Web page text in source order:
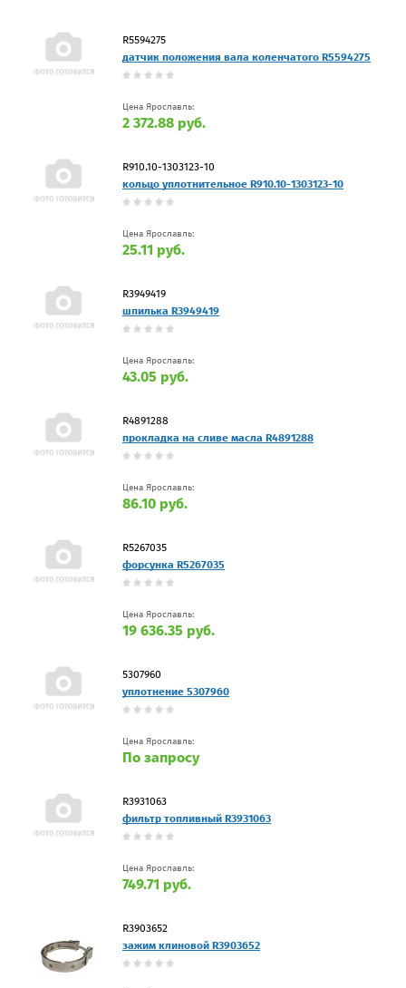
R5594275
датчик положения вала коленчатого R5594275
Цена Ярославль:
2 372.88 руб.
R910.10-1303123-10
кольцо уплотнительное R910.10-1303123-10
Цена Ярославль:
25.11 руб.
R3949419
шпилька R3949419
Цена Ярославль:
43.05 руб.
R4891288
прокладка на сливе масла R4891288
Цена Ярославль:
86.10 руб.
R5267035
форсунка R5267035
Цена Ярославль:
19 636.35 руб.
5307960
уплотнение 5307960
Цена Ярославль:
По запросу
R3931063
фильтр топливный R3931063
Цена Ярославль:
749.71 руб.
R3903652
зажим клиновой R3903652